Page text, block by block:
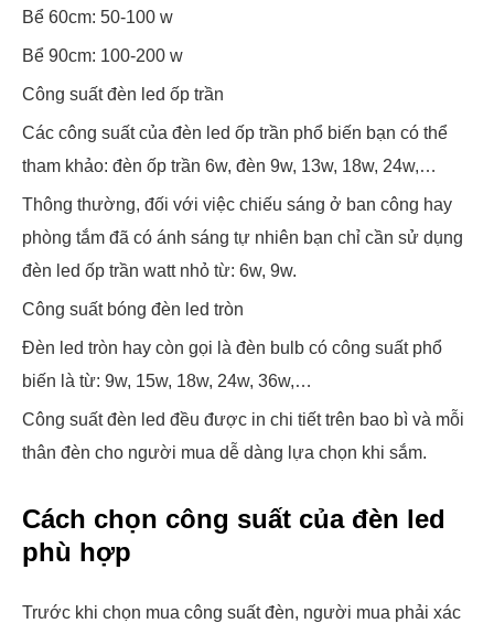
Bể 60cm: 50-100 w
Bể 90cm: 100-200 w
Công suất đèn led ốp trần
Các công suất của đèn led ốp trần phổ biến bạn có thể
tham khảo: đèn ốp trần 6w, đèn 9w, 13w, 18w, 24w,…
Thông thường, đối với việc chiếu sáng ở ban công hay
phòng tắm đã có ánh sáng tự nhiên bạn chỉ cần sử dụng
đèn led ốp trần watt nhỏ từ: 6w, 9w.
Công suất bóng đèn led tròn
Đèn led tròn hay còn gọi là đèn bulb có công suất phổ
biến là từ: 9w, 15w, 18w, 24w, 36w,…
Công suất đèn led đều được in chi tiết trên bao bì và mỗi
thân đèn cho người mua dễ dàng lựa chọn khi sắm.
Cách chọn công suất của đèn led
phù hợp
Trước khi chọn mua công suất đèn, người mua phải xác